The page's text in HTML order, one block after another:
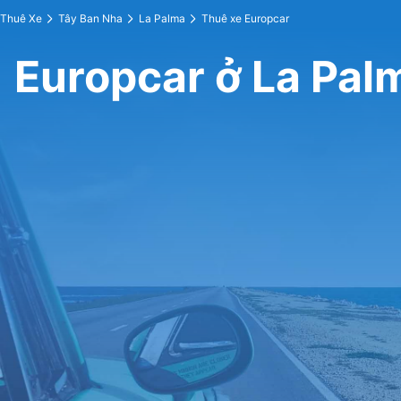
Thuê Xe Tây Ban Nha La Palma Thuê xe Europcar
Europcar ở La